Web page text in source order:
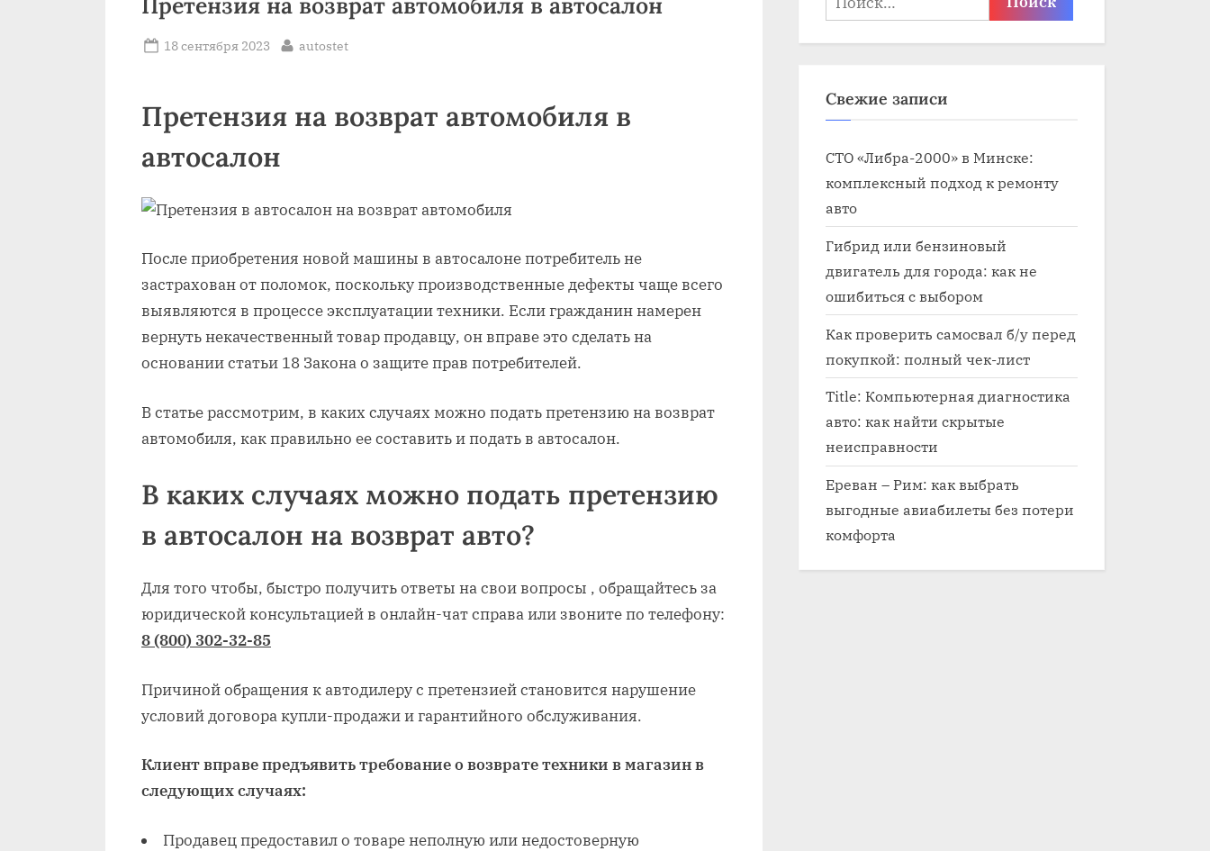
Posted
18 сентября 2023 By
autostet
Претензия на возврат автомобиля в
автосалон
После приобретения новой машины в автосалоне потребитель не
застрахован от поломок, поскольку производственные дефекты чаще всего
выявляются в процессе эксплуатации техники. Если гражданин намерен
вернуть некачественный товар продавцу, он вправе это сделать на
основании статьи 18 Закона о защите прав потребителей.
В статье рассмотрим, в каких случаях можно подать претензию на возврат
автомобиля, как правильно ее составить и подать в автосалон.
В каких случаях можно подать претензию
в автосалон на возврат авто?
Для того чтобы, быстро получить ответы на свои вопросы , обращайтесь за
юридической консультацией в онлайн-чат справа или звоните по телефону:
8 (800) 302-32-85
Причиной обращения к автодилеру с претензией становится нарушение
условий договора купли-продажи и гарантийного обслуживания.
Клиент вправе предъявить требование о возврате техники в магазин в
следующих случаях:
Продавец предоставил о товаре неполную или недостоверную
Свежие записи
СТО «Либра-2000» в Минске:
комплексный подход к ремонту
авто
Гибрид или бензиновый
двигатель для города: как не
ошибиться с выбором
Как проверить самосвал б/у перед
покупкой: полный чек-лист
Title: Компьютерная диагностика
авто: как найти скрытые
неисправности
Ереван – Рим: как выбрать
выгодные авиабилеты без потери
комфорта